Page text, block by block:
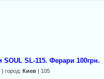
SOUL SL-115. Ферари 100грн.
город: Киев| 105